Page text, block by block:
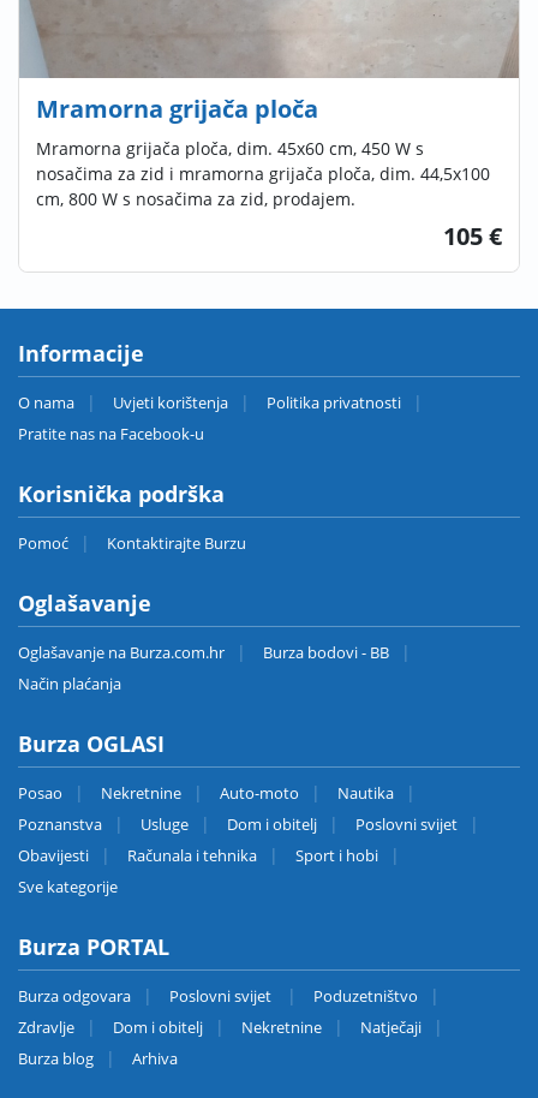
Mramorna grijača ploča
Mramorna grijača ploča, dim. 45x60 cm, 450 W s
nosačima za zid i mramorna grijača ploča, dim. 44,5x100
cm, 800 W s nosačima za zid, prodajem.
105 €
Informacije
O nama Uvjeti korištenja
Politika privatnosti
Pratite nas na Facebook-u
Korisnička podrška
Pomoć Kontaktirajte Burzu
Oglašavanje
Oglašavanje na Burza.com.hr
Burza bodovi - BB
Način plaćanja
Burza OGLASI
Posao Nekretnine Auto-moto
Nautika
Poznanstva
Usluge Dom i obitelj
Poslovni svijet
Obavijesti
Računala i tehnika
Sport i hobi
Sve kategorije
Burza PORTAL
Burza odgovara Poslovni svijet
Poduzetništvo
Zdravlje
Dom i obitelj Nekretnine
Natječaji
Burza blog
Arhiva